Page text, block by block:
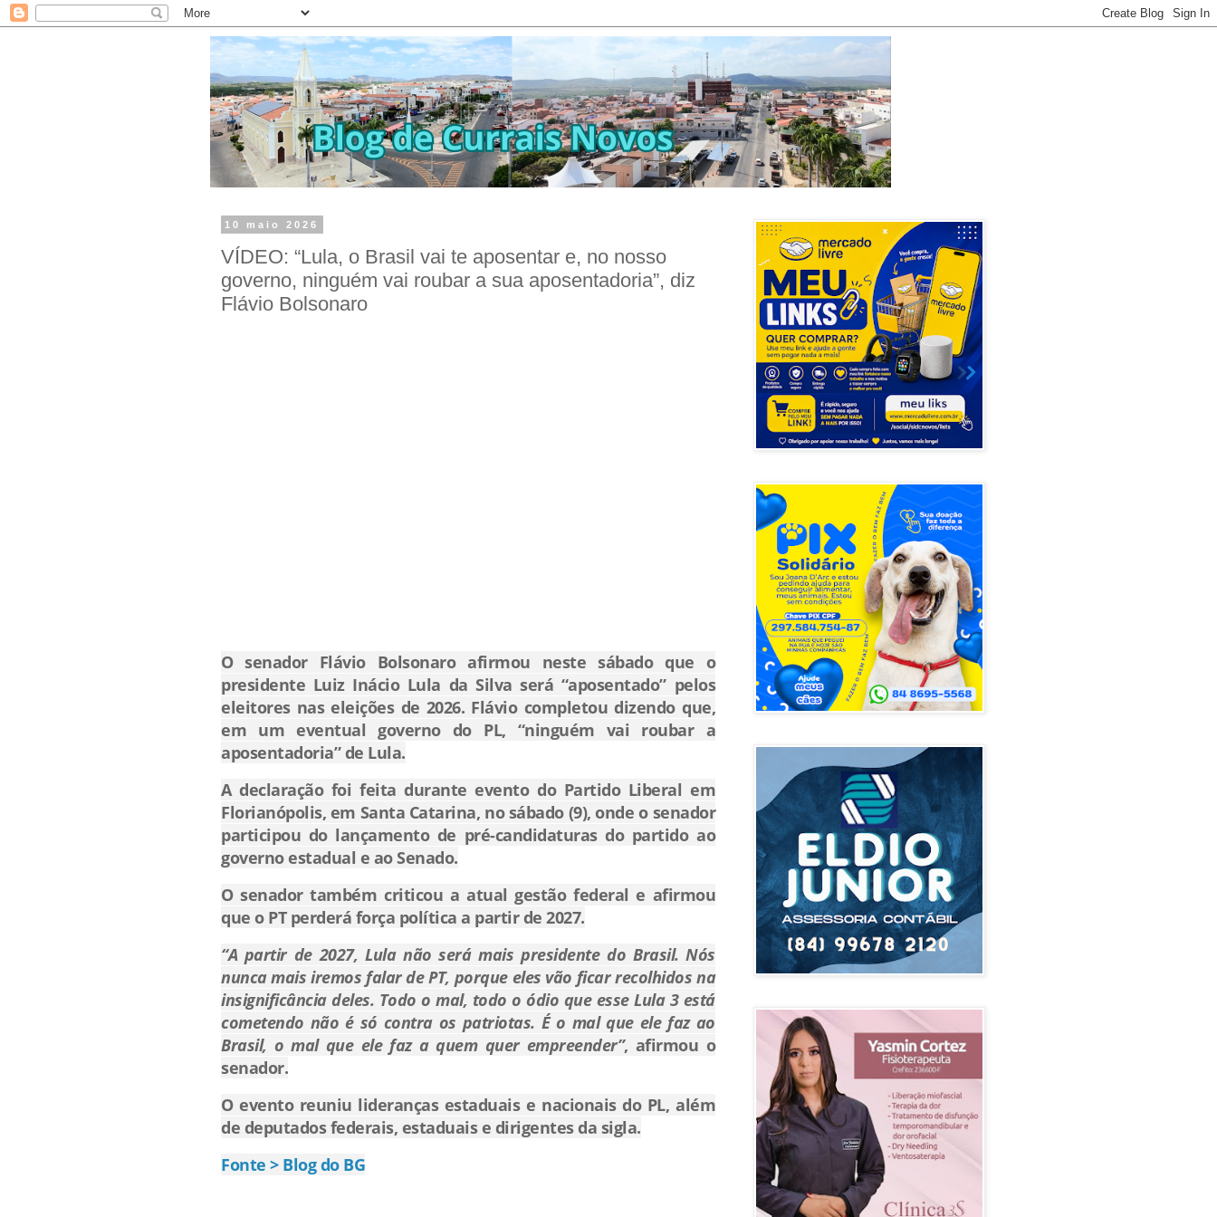
10 maio 2026
VÍDEO: “Lula, o Brasil vai te aposentar e, no nosso
governo, ninguém vai roubar a sua aposentadoria”, diz
Flávio Bolsonaro
O senador Flávio Bolsonaroafirmou neste sábado que o
presidente Luiz Inácio Lula da Silva será “aposentado” pelos
eleitores nas eleições de 2026. Flávio completou dizendo que,
em um eventual governo do PL, “ninguém vai roubar a
aposentadoria” de Lula.
A declaração foi feita durante evento do Partido Liberal em
Florianópolis, em Santa Catarina, no sábado (9), onde o senador
participou do lançamento de pré-candidaturas do partido ao
governo estadual e ao Senado.
O senador também criticou a atual gestão federal e afirmou
que o PT perderá força política a partir de 2027.
“A partir de 2027, Lula não será mais presidente do Brasil. Nós
nunca mais iremos falar de PT, porque eles vão ficar recolhidos na
insignificância deles. Todo o mal, todo o ódio que esse Lula 3 está
cometendo não é só contra os patriotas. É o mal que ele faz ao
Brasil, o mal que ele faz a quem quer empreender”, afirmou o
senador.
O evento reuniu lideranças estaduais e nacionais do PL, além
de deputados federais, estaduais e dirigentes da sigla.
Fonte > Blog do BG